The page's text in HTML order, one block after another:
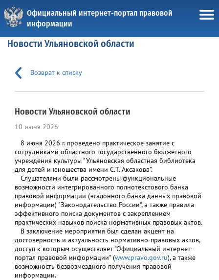
Официальный интернет-портал правовой
информации
Новости Ульяновской области
Возврат к списку
Новости Ульяновской области
10 июня 2026
8 июня 2026 г. проведено практическое занятие с
сотрудниками областного государственного бюджетного
учреждения культуры "Ульяновская областная библиотека
для детей и юношества имени С.Т. Аксакова".
Слушателями были рассмотрены функциональные
возможности интегрированного полнотекстового банка
правовой информации (эталонного банка данных правовой
информации) "Законодательство России", а также правила
эффективного поиска документов с закреплением
практических навыков поиска нормативных правовых актов.
В заключение мероприятия был сделан акцент на
достоверность и актуальность нормативно-правовых актов,
доступ к которым осуществляет "Официальный интернет-
портал правовой информации" (www.pravo.gov.ru), а также
возможность безвозмездного получения правовой
информации.